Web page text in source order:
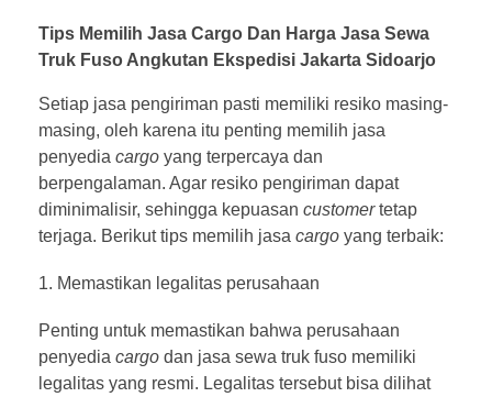
Tips Memilih Jasa Cargo Dan Harga Jasa Sewa
Truk Fuso Angkutan Ekspedisi Jakarta Sidoarjo
Setiap jasa pengiriman pasti memiliki resiko masing-
masing, oleh karena itu penting memilih jasa
penyedia cargo yang terpercaya dan
berpengalaman. Agar resiko pengiriman dapat
diminimalisir, sehingga kepuasan customertetap
terjaga. Berikut tips memilih jasa cargo yang terbaik:
Memastikan legalitas perusahaan
Penting untuk memastikan bahwa perusahaan
penyedia cargo dan jasa sewa truk fuso memiliki
legalitas yang resmi. Legalitas tersebut bisa dilihat